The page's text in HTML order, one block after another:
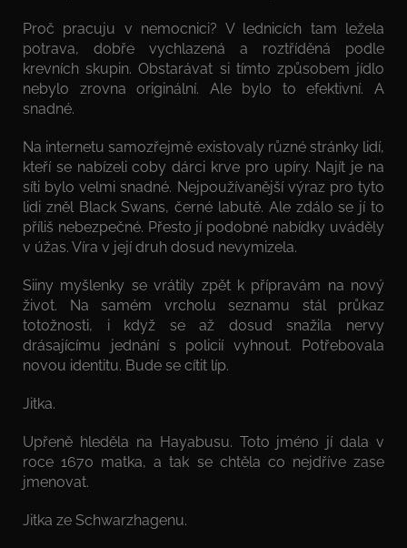
Proč pracuju v nemocnici? V lednicích tam ležela
potrava, dobře vychlazená a roztříděná podle
krevních skupin. Obstarávat si tímto způsobem jídlo
nebylo zrovna originální. Ale bylo to efektivní. A
snadné.
Na internetu samozřejmě existovaly různé stránky lidí,
kteří se nabízeli coby dárci krve pro upíry. Najít je na
síti bylo velmi snadné. Nejpoužívanější výraz pro tyto
lidi zněl Black Swans, černé labutě. Ale zdálo se jí to
příliš nebezpečné. Přesto jí podobné nabídky uváděly
v úžas. Víra v její druh dosud nevymizela.
Siiny myšlenky se vrátily zpět k přípravám na nový
život. Na samém vrcholu seznamu stál průkaz
totožnosti, i když se až dosud snažila nervy
drásajícímu jednání s policií vyhnout. Potřebovala
novou identitu. Bude se cítit líp.
Jitka.
Upřeně hleděla na Hayabusu. Toto jméno jí dala v
roce 1670 matka, a tak se chtěla co nejdříve zase
jmenovat.
Jitka ze Schwarzhagenu.